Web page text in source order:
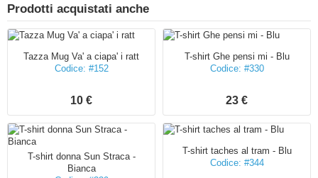
Prodotti acquistati anche
Tazza Mug Va' a ciapa' i ratt
Codice: #152
10 €
T-shirt Ghe pensi mi - Blu
Codice: #330
23 €
T-shirt donna Sun Straca -
Bianca
T-shirt taches al tram - Blu
Codice: #344